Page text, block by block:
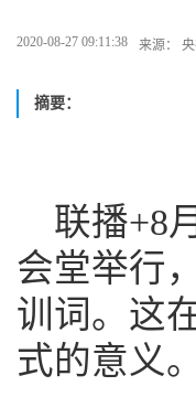
2020-08-27 09:11:38 来源：
摘要：
联播+8
会堂举行
训词。这
式的意义。